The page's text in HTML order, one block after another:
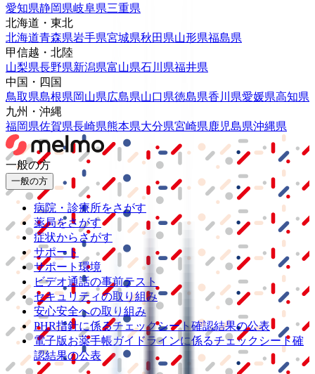
愛知県静岡県岐阜県三重県
北海道・東北
北海道青森県岩手県宮城県秋田県山形県福島県
甲信越・北陸
山梨県長野県新潟県富山県石川県福井県
中国・四国
鳥取県島根県岡山県広島県山口県徳島県香川県愛媛県高知県
九州・沖縄
福岡県佐賀県長崎県熊本県大分県宮崎県鹿児島県沖縄県
一般の方
一般の方
病院・診療所をさがす
薬局をさがす
症状からさがす
サポート
サポート環境
ビデオ通話の事前テスト
セキュリティの取り組み
安心安全への取り組み
PHR指針に係るチェックシート確認結果の公表
電子版お薬手帳ガイドラインに係るチェックシート確
認結果の公表